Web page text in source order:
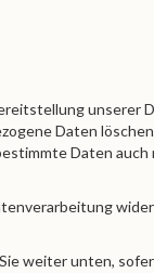
Daten
Daten
weiter unten,